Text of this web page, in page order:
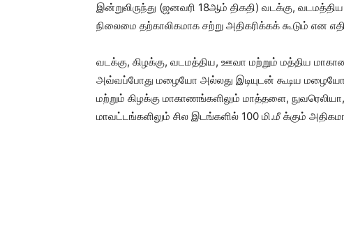
இன்றுலிருந்து (ஜனவரி 18ஆம் திகதி) வடக்கு,
நிலைமை தற்காலிகமாக சற்று அதிகரிக்கக் கூடும் என
வடக்கு, கிழக்கு, வடமத்திய, ஊவா மற்றும் மத்திய
அவ்வப்போது மழையோ அல்லது இடியுடன் கூடிய மழையோ
மற்றும் கிழக்கு மாகாணங்களிலும் மாத்தளை,
மாவட்டங்களிலும் சில இடங்களில் 100 மி.மீ க்கும்